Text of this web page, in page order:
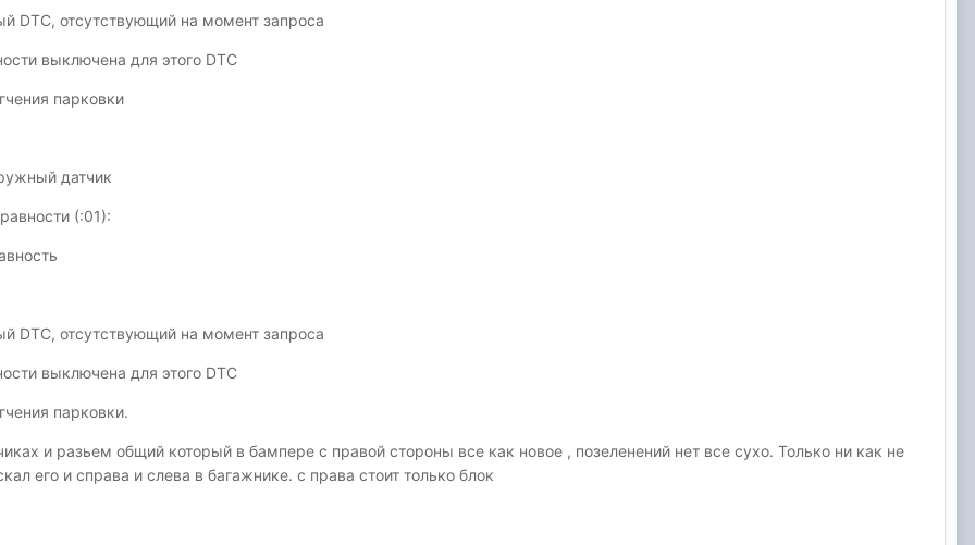
DTC, отсутствующий на момент запроса
выключена для этого DTC
парковки
датчик
(:01):
DTC, отсутствующий на момент запроса
выключена для этого DTC
парковки.
и разьем общий который в бампере с правой стороны все как новое , позеленений нет все сухо. Только ни как не
его и справа и слева в багажнике. с права стоит только блок